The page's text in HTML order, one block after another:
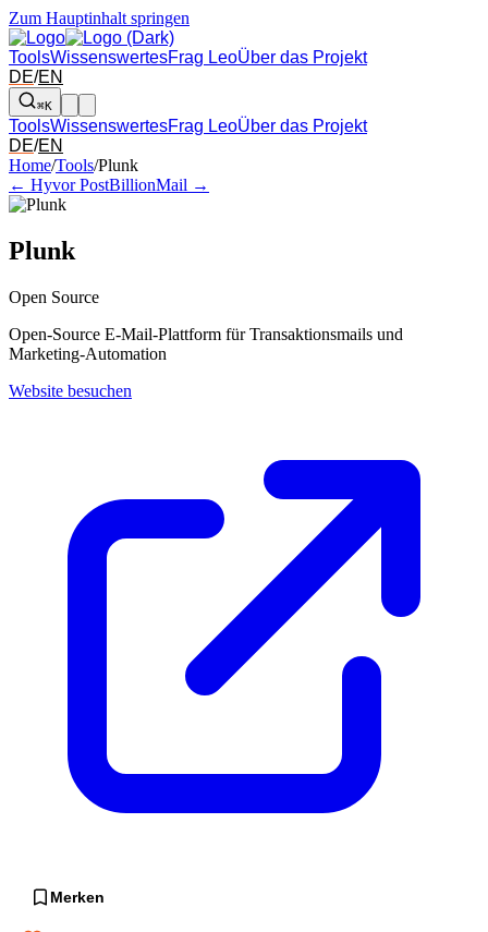
Zum Hauptinhalt springen
ToolsWissenswertesFrag LeoÜber das Projekt
DE/EN
⌘K
ToolsWissenswertesFrag LeoÜber das Projekt
DE/EN
Pfeil links und rechts: zum benachbarten Tool in der Übersicht
Home/Tools/Plunk
← Hyvor PostBillionMail →
Plunk
Open Source
Open-Source E-Mail-Plattform für Transaktionsmails und
Marketing-Automation
Website besuchen
Merken